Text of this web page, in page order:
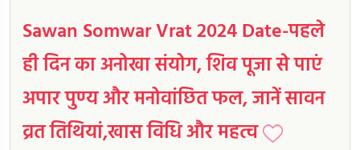
Sawan Somwar Vrat 2024 Date-पहले
ही दिन का अनोखा संयोग, शिव पूजा से पाएं
अपार पुण्य और मनोवांछित फल, जानें सावन
व्रत तिथियां,खास विधि और महत्व